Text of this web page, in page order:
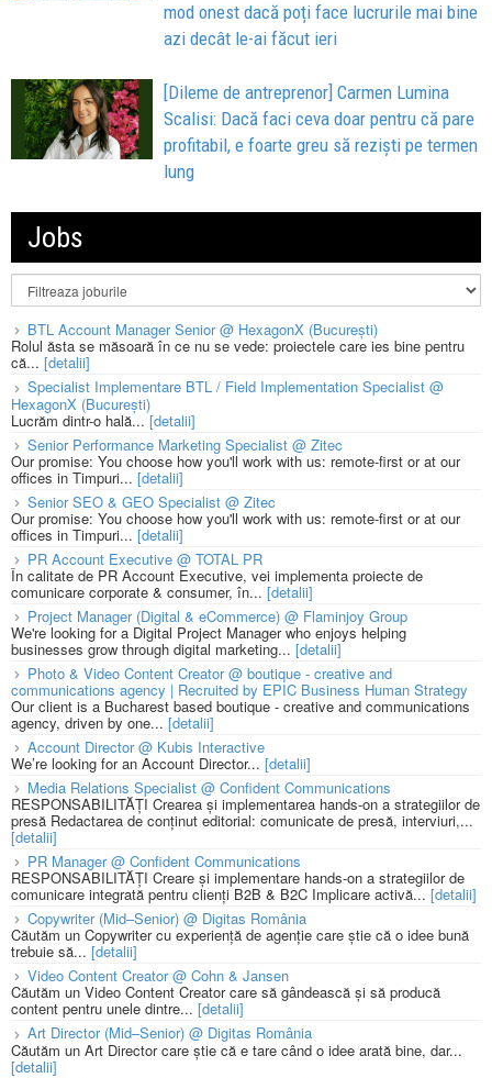
mod onest dacă poți face lucrurile mai bine
azi decât le-ai făcut ieri
[Dileme de antreprenor] Carmen Lumina
Scalisi: Dacă faci ceva doar pentru că pare
profitabil, e foarte greu să reziști pe termen
lung
Jobs
BTL Account Manager Senior @ HexagonX (București)
Rolul ăsta se măsoară în ce nu se vede: proiectele care ies bine pentru
că... [detalii]
Specialist Implementare BTL / Field Implementation Specialist @
HexagonX (București)
Lucrăm dintr-o hală...[detalii]
Senior Performance Marketing Specialist @ Zitec
Our promise: You choose how you'll work with us: remote-first or at our
offices in Timpuri... [detalii]
Senior SEO & GEO Specialist @ Zitec
Our promise: You choose how you'll work with us: remote-first or at our
offices in Timpuri... [detalii]
PR Account Executive @ TOTAL PR
În calitate de PR Account Executive, vei implementa proiecte de
comunicare corporate & consumer, în... [detalii]
Project Manager (Digital & eCommerce) @ Flaminjoy Group
We're looking for a Digital Project Manager who enjoys helping
businesses grow through digital marketing... [detalii]
Photo & Video Content Creator @ boutique - creative and
communications agency | Recruited by EPIC Business Human Strategy
Our client is a Bucharest based boutique - creative and communications
agency, driven by one... [detalii]
Account Director @ Kubis Interactive
We’re looking for an Account Director... [detalii]
Media Relations Specialist @ Confident Communications
RESPONSABILITĂȚI Crearea și implementarea hands-on a strategiilor de
presă Redactarea de conținut editorial: comunicate de presă, interviuri,...
[detalii]
PR Manager @ Confident Communications
RESPONSABILITĂȚI Creare și implementare hands-on a strategiilor de
comunicare integrată pentru clienți B2B & B2C Implicare activă... [detalii]
Copywriter (Mid–Senior) @ Digitas România
Căutăm un Copywriter cu experiență de agenție care știe că o idee bună
trebuie să... [detalii]
Video Content Creator @ Cohn & Jansen
Căutăm un Video Content Creator care să gândească și să producă
content pentru unele dintre... [detalii]
Art Director (Mid–Senior) @ Digitas România
Căutăm un Art Director care știe că e tare când o idee arată bine, dar...
[detalii]